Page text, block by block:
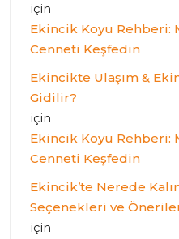
için
Ekincik Koyu Rehberi:
Cenneti Keşfedin
Ekincikte Ulaşım &
Gidilir?
için
Ekincik Koyu Rehberi:
Cenneti Keşfedin
Ekincik’te Nerede
Seçenekleri ve
için